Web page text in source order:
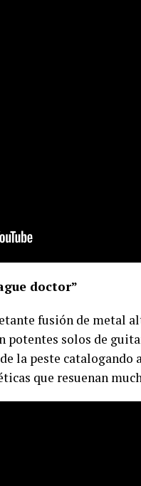
doctor”
fusión de metal
potentes solos de
la peste
que resuenan